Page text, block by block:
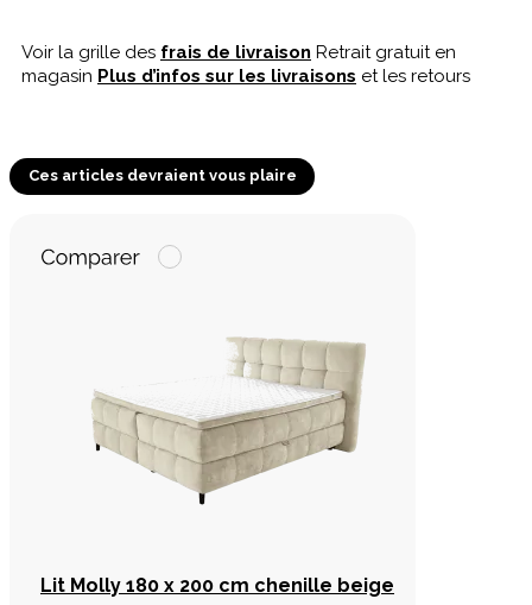
Voir la grille des frais de livraison Retrait gratuit en
magasin Plus d’infos sur les livraisons et les retours
Ces articles devraient vous plaire
Lit Molly 180 x 200 cm chenille beige